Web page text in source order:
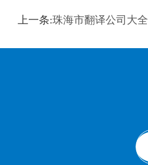
训翻译 标准级
上一条:珠海市翻译公司大全